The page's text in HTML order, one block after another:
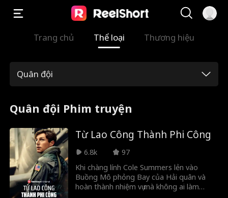
Trang chủ Thể loại Thương hiệu
Quân đội
Quân đội Phim truyện
Từ Lao Công Thành Phi Công
6.8k
97
Khi chàng lính Cole Summers lẻn vào
Buồng Mô phỏng Bay của Hải quân và
hoàn thành nhiệm vụ mà không ai làm